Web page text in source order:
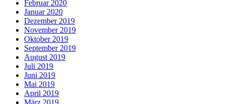
Februar 2020
Januar 2020
Dezember 2019
November 2019
Oktober 2019
September 2019
August 2019
Juli 2019
Juni 2019
Mai 2019
April 2019
März 2019